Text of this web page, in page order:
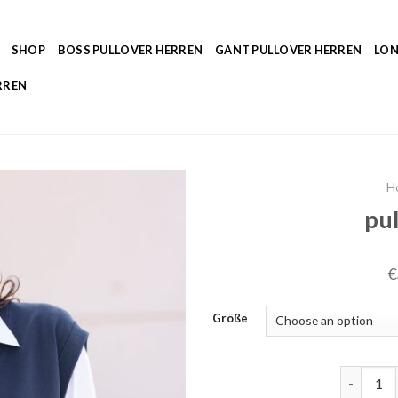
SHOP BOSS PULLOVER HERREN GANT PULLOVER HERREN
€
Größe